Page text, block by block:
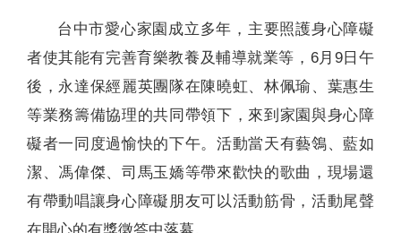
台中市愛心家園成立多年，主要照護身心障礙
者使其能有完善育樂教養及輔導就業等，6月9日午
後，永達保經麗英團隊在陳曉虹、林佩瑜、葉惠生
等業務籌備協理的共同帶領下，來到家園與身心障
礙者一同度過愉快的下午。活動當天有藝鴒、藍如
潔、馮偉傑、司馬玉嬌等帶來歡快的歌曲，現場還
有帶動唱讓身心障礙朋友可以活動筋骨，活動尾聲